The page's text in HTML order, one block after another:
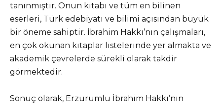
tanınmıştır. Onun kitabı ve tüm en bilinen
eserleri, Türk edebiyatı ve bilimi açısından büyük
bir öneme sahiptir. İbrahim Hakkı’nın çalışmaları,
en çok okunan kitaplar listelerinde yer almakta ve
akademik çevrelerde sürekli olarak takdir
görmektedir.
Sonuç olarak, Erzurumlu İbrahim Hakkı’nın